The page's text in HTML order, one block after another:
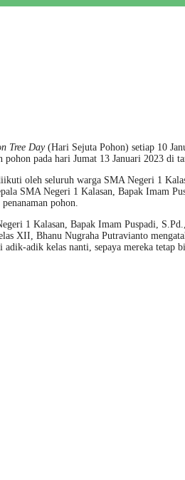
Tree Day(Hari Sejuta Pohon) setiap 10
pada hari Jumat 13 Januari 2023 di
oleh seluruh warga SMA Negeri 1
SMA Negeri 1 Kalasan, Bapak Imam
pohon.
1 Kalasan, Bapak Imam Puspadi,
XII, Bhanu Nugraha Putravianto
adik kelas nanti, sepaya mereka tetap